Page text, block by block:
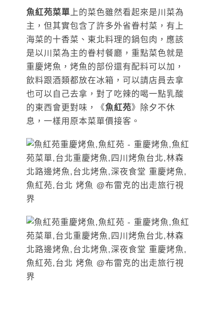
魚紅苑菜單 上的菜色雖然看起來是川菜為
主，但其實包含了許多外省眷村菜，有上
海菜的十香菜、東北料理的鍋包肉，應該
是以川菜為主的眷村餐廳，重點菜色就是
重慶烤魚，烤魚的部份還有配料可以加，
飲料跟酒類都放在冰箱，可以請店員去拿
也可以自己去拿，對了吃辣的喝一點乳酸
的東西會更對味，《魚紅苑》除夕不休
息，一樣用原本菜單價接客。